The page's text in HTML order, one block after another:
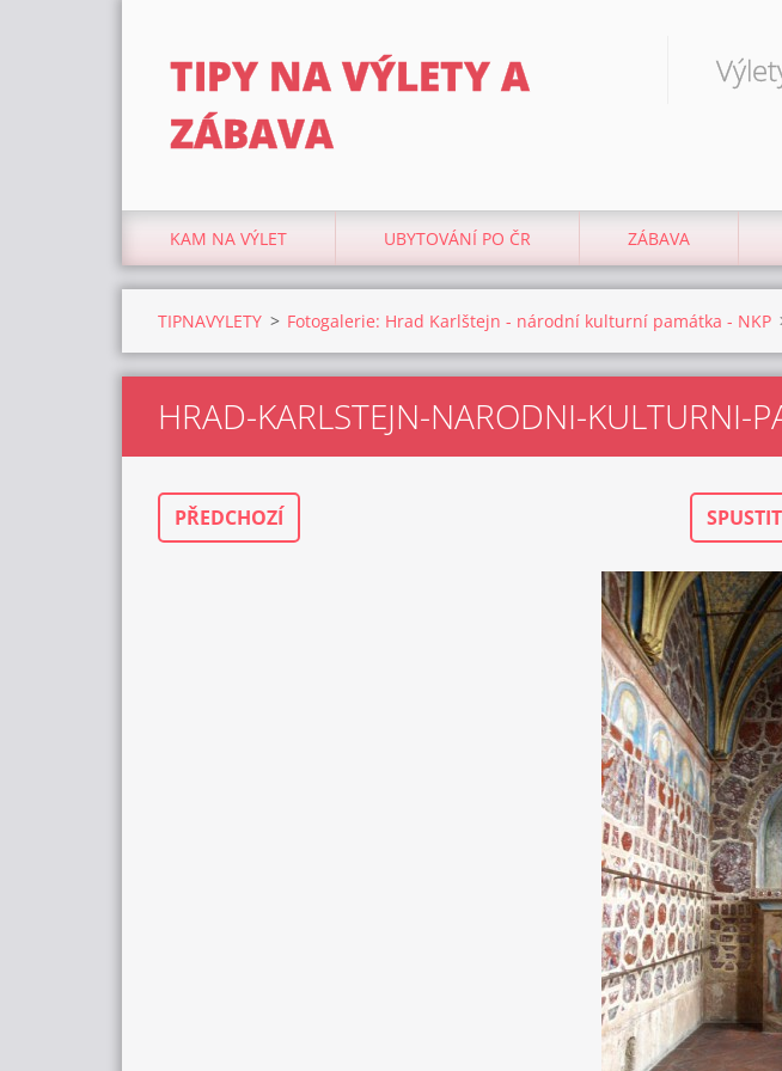
TIPY NA VÝLETY A
ZÁBAVA
KAM NA VÝLET UBYTOVÁNÍ PO ČR ZÁBAVA
TIPNAVYLETY > Fotogalerie: Hrad Karlštejn - národní kulturní památka - NKP
HRAD-KARLSTEJN-NARODNI-KULTURNI-
PŘEDCHOZÍ